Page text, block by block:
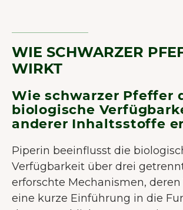
WIE SCHWARZER
WIRKT
Wie schwarzer Pfeffer
biologische
anderer Inhaltsstoffe
Piperin beeinflusst die
Verfügbarkeit über drei
erforschte Mechanismen,
eine kurze Einführung in die